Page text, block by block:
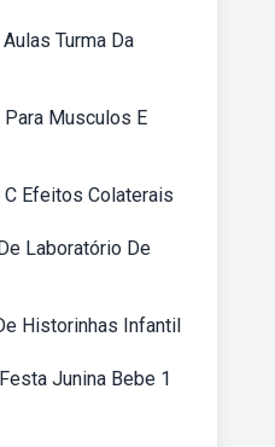
Turma Da
Para Musculos E
C Efeitos Colaterais
Laboratório De
Historinhas Infantil
Junina Bebe 1